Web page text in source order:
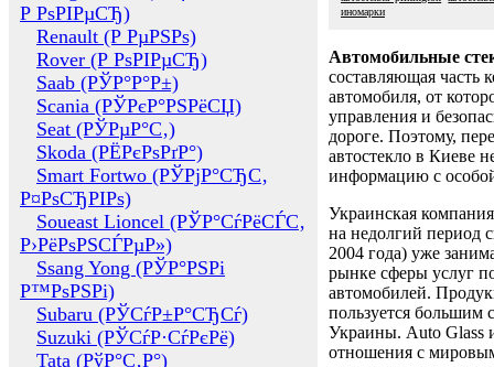
Р РѕРІРµСЂ)
Renault (Р РµРЅРѕ)
Rover (Р РѕРІРµСЂ)
Saab (РЎР°Р°Р±)
Scania (РЎРєР°РЅРёСЏ)
Seat (РЎРµР°С‚)
Skoda (РЁРєРѕРґР°)
Smart Fortwo (РЎРјР°СЂС‚
Р¤РѕСЂРІРѕ)
Soueast Lioncel (РЎР°СѓРёСЃС‚
Р›РёРѕРЅСЃРµР»)
Ssang Yong (РЎР°РЅРі
Р™РѕРЅРі)
Subaru (РЎСѓР±Р°СЂСѓ)
Suzuki (РЎСѓР·СѓРєРё)
Tata (РўР°С‚Р°)
иномарки
Автомобильные
составляющая часть
автомобиля, от
управления и
дороге. Поэтому,
автостекло в Киеве
информацию с
Украинская
на недолгий период
2004 года) уже
рынке сферы услуг
автомобилей.
пользуется большим
Украины. Auto Glass
отношения с